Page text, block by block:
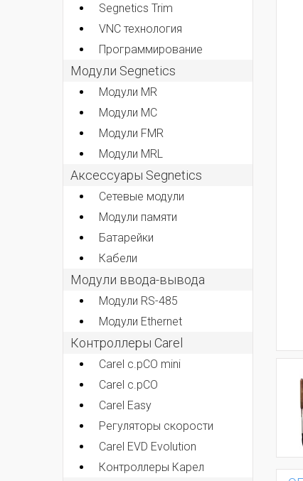
Segnetics Trim
VNC технология
Программирование
Модули Segnetics
Модули MR
Модули MC
Модули FMR
Модули MRL
Аксессуары Segnetics
Сетевые модули
Модули памяти
Батарейки
Кабели
Модули ввода-вывода
Модули RS-485
Модули Ethernet
Контроллеры Carel
Carel c.pCO mini
Carel c.pCO
Carel Easy
Регуляторы скорости
Carel EVD Evolution
Контроллеры Карел